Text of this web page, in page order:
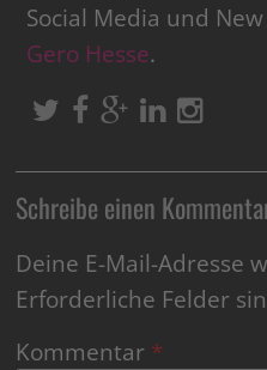
Social Media und
Gero Hesse.
Schreibe einen
Deine E-Mail-Adresse
Erforderliche Felder
Kommentar *